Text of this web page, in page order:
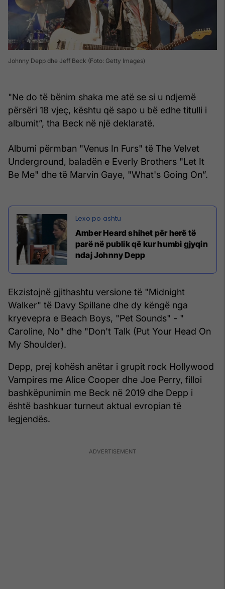
Johnny Depp dhe Jeff Beck (Foto: Getty Images)
"Ne do të bënim shaka me atë se si u ndjemë
përsëri 18 vjeç, kështu që sapo u bë edhe titulli i
albumit”, tha Beck në një deklaratë.
Albumi përmban "Venus In Furs" të The Velvet
Underground, baladën e Everly Brothers "Let It
Be Me" dhe të Marvin Gaye, "What's Going On”.
Amber Heard shihet për herë të
parë në publik që kur humbi gjyqin
ndaj Johnny Depp
Ekzistojnë gjithashtu versione të "Midnight
Walker" të Davy Spillane dhe dy këngë nga
kryevepra e Beach Boys, "Pet Sounds" - "
Caroline, No" dhe "Don't Talk (Put Your Head On
My Shoulder).
Depp, prej kohësh anëtar i grupit rock Hollywood
Vampires me Alice Cooper dhe Joe Perry, filloi
bashkëpunimin me Beck në 2019 dhe Depp i
është bashkuar turneut aktual evropian të
legjendës.